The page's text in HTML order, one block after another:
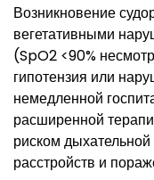
Возникновение
вегетативными
(SpO2 <90%
гипотензия или
немедленной
расширенной
риском дыхательной
расстройств и